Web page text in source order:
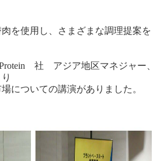
を使用し、さまざまな調理提案を
Protein 社 アジア地区マネジャー、
についての講演がありました。